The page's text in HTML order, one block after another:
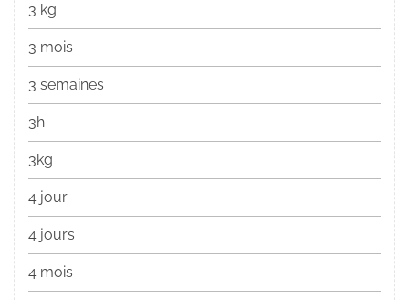
3 kg
3 mois
3 semaines
3h
3kg
4 jour
4 jours
4 mois